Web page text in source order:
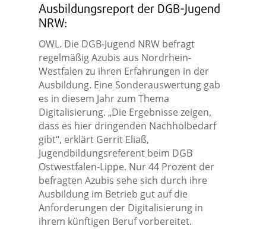
Ausbildungsreport der DGB-Jugend
NRW:
OWL. Die DGB-Jugend NRW befragt
regelmäßig Azubis aus Nordrhein-
Westfalen zu ihren Erfahrungen in der
Ausbildung. Eine Sonderauswertung gab
es in diesem Jahr zum Thema
Digitalisierung. „Die Ergebnisse zeigen,
dass es hier dringenden Nachholbedarf
gibt“, erklärt Gerrit Eliaß,
Jugendbildungsreferent beim DGB
Ostwestfalen-Lippe. Nur 44 Prozent der
befragten Azubis sehe sich durch ihre
Ausbildung im Betrieb gut auf die
Anforderungen der Digitalisierung in
ihrem künftigen Beruf vorbereitet.